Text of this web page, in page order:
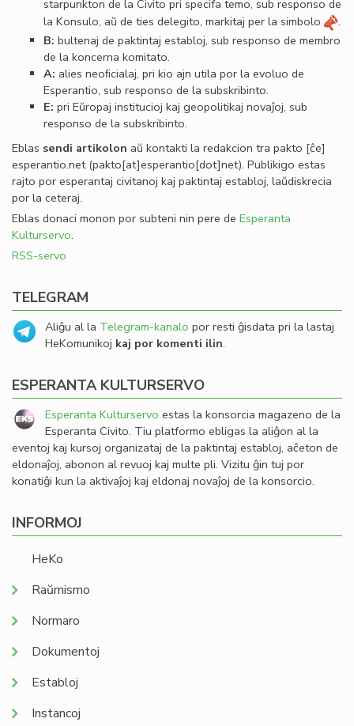
starpunkton de la Civito pri specifa temo, sub responso de
la Konsulo, aŭ de ties delegito, markitaj per la simbolo
.
B: bultenaj de paktintaj establoj, sub responso de membro
de la koncerna komitato.
A: alies neoﬁcialaj, pri kio ajn utila por la evoluo de
Esperantio, sub responso de la subskribinto.
E: pri Eŭropaj institucioj kaj geopolitikaj novaĵoj, sub
responso de la subskribinto.
Eblas sendi artikolon aŭ kontakti la redakcion tra pakto [ĉe]
esperantio.net(pakto[at]esperantio[dot]net). Publikigo estas
rajto por esperantaj civitanoj kaj paktintaj establoj, laŭdiskrecia
por la ceteraj.
Eblas donaci monon por subteni nin pere de Esperanta
Kulturservo.
RSS-servo
TELEGRAM
Aliĝu al la Telegram-kanalo por resti ĝisdata pri la lastaj
HeKomunikoj kaj por komenti ilin.
ESPERANTA KULTURSERVO
Esperanta Kulturservo estas la konsorcia magazeno de la
Esperanta Civito. Tiu platformo ebligas la aliĝon al la
eventoj kaj kursoj organizataj de la paktintaj establoj, aĉeton de
eldonaĵoj, abonon al revuoj kaj multe pli. Vizitu ĝin tuj por
konatiĝi kun la aktivaĵoj kaj eldonaj novaĵoj de la konsorcio.
INFORMOJ
HeKo
Raŭmismo
Normaro
Dokumentoj
Establoj
Instancoj